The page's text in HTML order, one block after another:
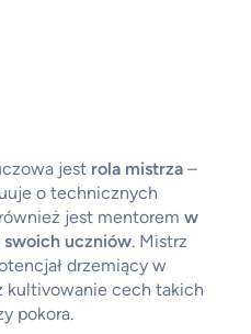
jest rola mistrza –
o technicznych
jest mentorem w
uczniów. Mistrz
drzemiący w
kultivowanie cech takich
pokora.